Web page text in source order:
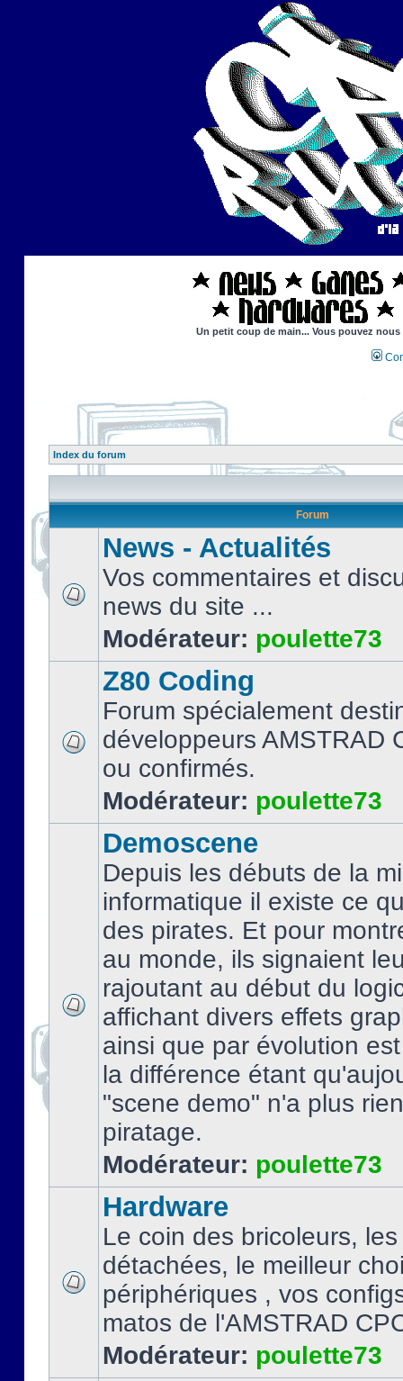
Un petit coup de main... Vous pouvez
Index du forum
Forum
News - Actualités
Vos commentaires et
news du site ...
Modérateur: poulette73
Z80 Coding
Forum spécialement
développeurs AMSTRAD
ou confirmés.
Modérateur: poulette73
Demoscene
Depuis les débuts de la
informatique il existe ce
des pirates. Et pour
au monde, ils signaient
rajoutant au début du
affichant divers effets
ainsi que par évolution
la différence étant
"scene demo" n'a plus
piratage.
Modérateur: poulette73
Hardware
Le coin des bricoleurs,
détachées, le meilleur
périphériques , vos
matos de l'AMSTRAD
Modérateur: poulette73